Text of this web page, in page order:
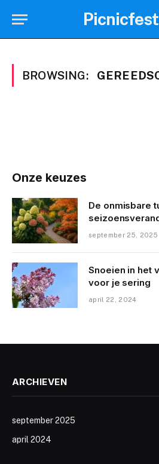
BROWSING:
Onze keuzes
De onmisbare
september 25, 2025
Snoeien in het
voor je sering
april 22, 2024
ARCHIEVEN
september 2025
april 2024